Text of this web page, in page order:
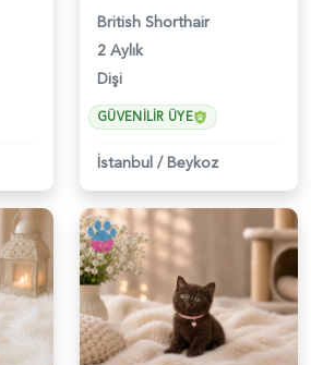
British Shorthair
2 Aylık
Dişi
GÜVENILIR ÜYE
İstanbul /Beykoz